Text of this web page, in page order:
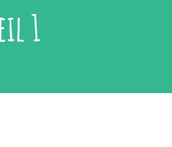
1